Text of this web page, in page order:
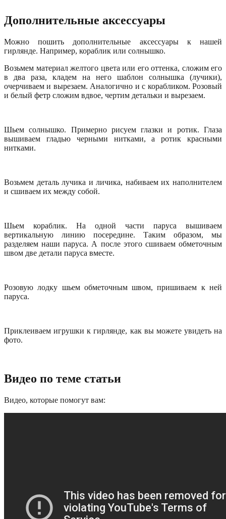
Дополнительные аксессуары
Можно пошить дополнительные аксессуары к нашей
гирлянде. Например, кораблик или солнышко.
Возьмем материал желтого цвета или его оттенка, сложим его
в два раза, кладем на него шаблон солнышка (лучики),
очерчиваем и вырезаем. Аналогично и с корабликом. Розовый
и белый фетр сложим вдвое, чертим детальки и вырезаем.
Шьем солнышко. Примерно рисуем глазки и ротик. Глаза
вышиваем гладью черными нитками, а ротик красными
нитками.
Возьмем деталь лучика и личика, набиваем их наполнителем
и сшиваем их между собой.
Шьем кораблик. На одной части паруса вышиваем
вертикальную линию посередине. Таким образом, мы
разделяем наши паруса. А после этого сшиваем обметочным
швом две детали паруса вместе.
Розовую лодку шьем обметочным швом, пришиваем к ней
паруса.
Приклеиваем игрушки к гирлянде, как вы можете увидеть на
фото.
Видео по теме статьи
Видео, которые помогут вам: